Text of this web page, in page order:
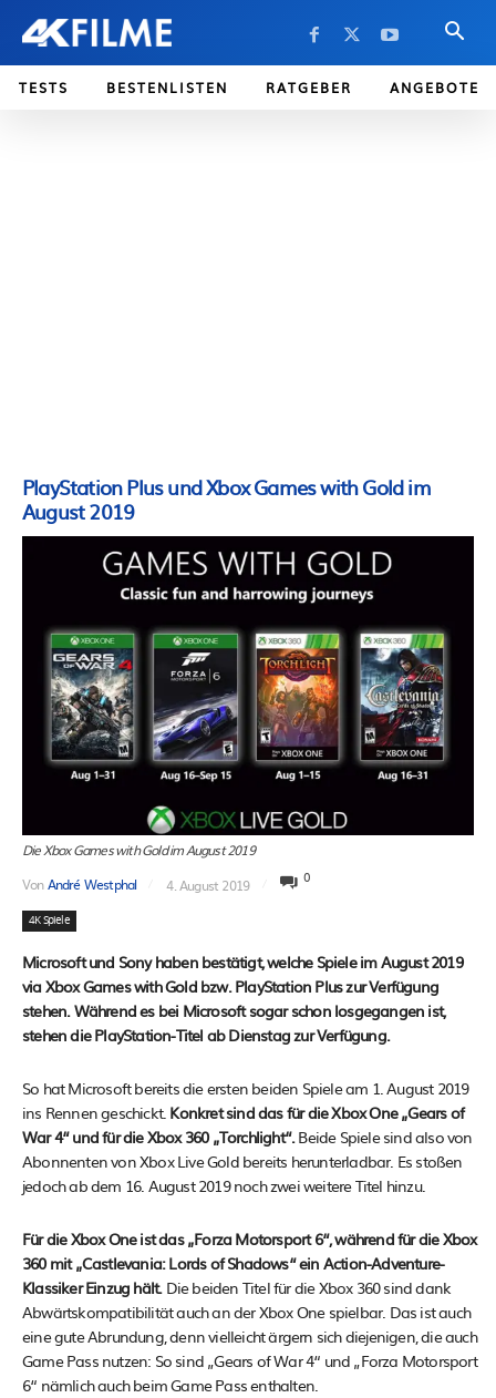
TESTS BESTENLISTEN RATGEBER ANGEBOTE
PlayStation Plus und Xbox Games with Gold im
August 2019
Die Xbox Games with Gold im August 2019
VonAndré Westphal 4. August 2019 0
4K Spiele
Microsoft und Sony haben bestätigt, welche Spiele im August 2019
via Xbox Games with Gold bzw. PlayStation Plus zur Verfügung
stehen. Während es bei Microsoft sogar schon losgegangen ist,
stehen die PlayStation-Titel ab Dienstag zur Verfügung.
So hat Microsoft bereits die ersten beiden Spiele am 1. August 2019
ins Rennen geschickt. Konkret sind das für die Xbox One „Gears of
War 4“ und für die Xbox 360 „Torchlight“.Beide Spiele sind also von
Abonnenten von Xbox Live Gold bereits herunterladbar. Es stoßen
jedoch ab dem 16. August 2019 noch zwei weitere Titel hinzu.
Für die Xbox One ist das „Forza Motorsport 6“, während für die Xbox
360 mit „Castlevania: Lords of Shadows“ ein Action-Adventure-
Klassiker Einzug hält.Die beiden Titel für die Xbox 360 sind dank
Abwärtskompatibilität auch an der Xbox One spielbar. Das ist auch
eine gute Abrundung, denn vielleicht ärgern sich diejenigen, die auch
Game Pass nutzen: So sind „Gears of War 4“ und „Forza Motorsport
6“ nämlich auch beim Game Pass enthalten.